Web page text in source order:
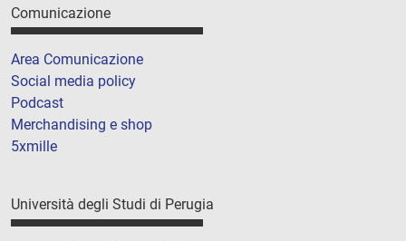
Comunicazione
Area Comunicazione
Social media policy
Podcast
Merchandising e shop
5xmille
Università degli Studi di Perugia